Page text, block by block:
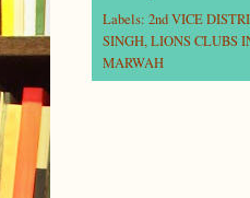
Labels: 2nd VICE
SINGH,LIONS CLUBS
MARWAH